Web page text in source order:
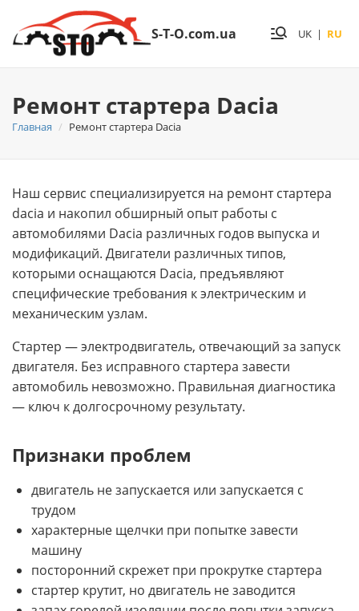
S-T-O.com.ua UK | RU
Ремонт стартера Dacia
Главная Ремонт стартера Dacia
Наш сервис специализируется на ремонт стартера
dacia и накопил обширный опыт работы с
автомобилями Dacia различных годов выпуска и
модификаций. Двигатели различных типов,
которыми оснащаются Dacia, предъявляют
специфические требования к электрическим и
механическим узлам.
Стартер — электродвигатель, отвечающий за запуск
двигателя. Без исправного стартера завести
автомобиль невозможно. Правильная диагностика
— ключ к долгосрочному результату.
Признаки проблем
двигатель не запускается или запускается с
трудом
характерные щелчки при попытке завести
машину
посторонний скрежет при прокрутке стартера
стартер крутит, но двигатель не заводится